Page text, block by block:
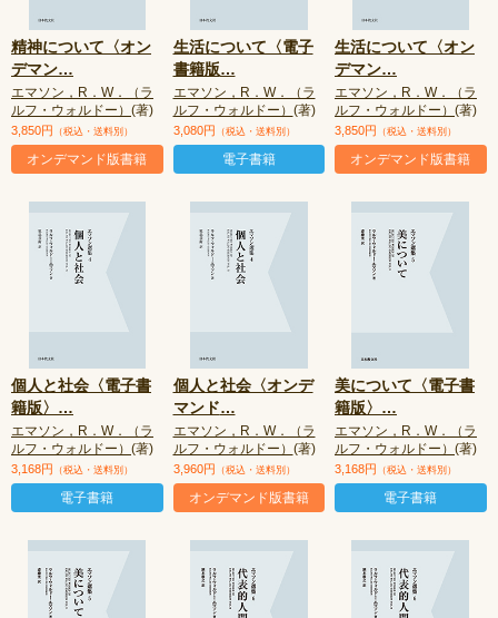
精神について〈オン
デマン…
エマソン，R．W．（ラ
ルフ・ウォルドー） (著)
3,850円 （税込・送料別）
オンデマンド版書籍
生活について〈電子
書籍版…
エマソン，R．W．（ラ
ルフ・ウォルドー） (著)
3,080円 （税込・送料別）
電子書籍
生活について〈オン
デマン…
エマソン，R．W．（ラ
ルフ・ウォルドー） (著)
3,850円 （税込・送料別）
オンデマンド版書籍
個人と社会〈電子書
籍版〉 …
エマソン，R．W．（ラ
ルフ・ウォルドー） (著)
3,168円 （税込・送料別）
電子書籍
個人と社会〈オンデ
マンド…
エマソン，R．W．（ラ
ルフ・ウォルドー） (著)
3,960円 （税込・送料別）
オンデマンド版書籍
美について〈電子書
籍版〉 …
エマソン，R．W．（ラ
ルフ・ウォルドー） (著)
3,168円 （税込・送料別）
電子書籍